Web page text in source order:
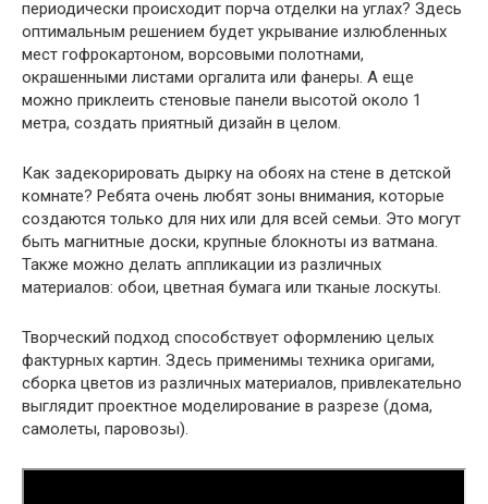
периодически происходит порча отделки на углах? Здесь
оптимальным решением будет укрывание излюбленных
мест гофрокартоном, ворсовыми полотнами,
окрашенными листами оргалита или фанеры. А еще
можно приклеить стеновые панели высотой около 1
метра, создать приятный дизайн в целом.
Как задекорировать дырку на обоях на стене в детской
комнате? Ребята очень любят зоны внимания, которые
создаются только для них или для всей семьи. Это могут
быть магнитные доски, крупные блокноты из ватмана.
Также можно делать аппликации из различных
материалов: обои, цветная бумага или тканые лоскуты.
Творческий подход способствует оформлению целых
фактурных картин. Здесь применимы техника оригами,
сборка цветов из различных материалов, привлекательно
выглядит проектное моделирование в разрезе (дома,
самолеты, паровозы).